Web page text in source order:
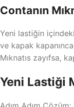
Contanın
Yeni lastiğin
ve kapak
Mıknatıs zayıfsa,
Yeni Lastiği